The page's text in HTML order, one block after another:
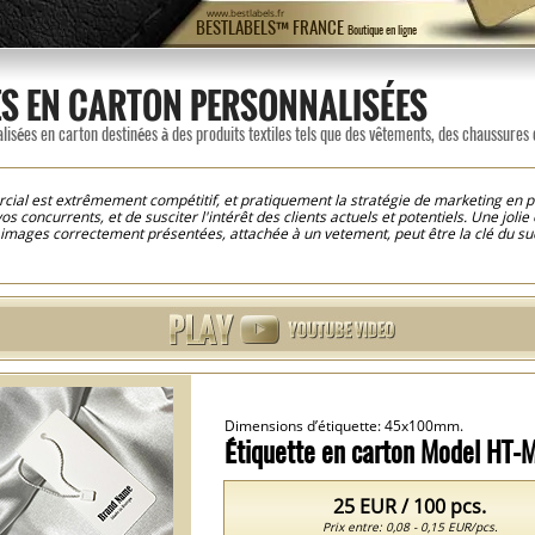
BESTLABELS™ FRANCE Boutique en ligne
www.bestlabels.fr
EN CARTON PERSONNALISÉES
en carton destinées à des produits textiles tels que des vêtements, des
est extrêmement compétitif, et pratiquement la stratégie de marketing en
concurrents, et de susciter l'intérêt des clients actuels et potentiels. Une
correctement présentées, attachée à un vetement, peut être la clé du
certainement leur valeur devant le client final. Notre société en
etiquette papier qui peuvent être personnalisées très simplement et
sur la conception, les dimensions, les matériaux utilisés dans le
personnaliser différents modèles d' étiquettes imprimées en carton pour l’
votre propre logo, Marque ou nom et prénom, sélectionner différentes
pour une transparence maximale sur la page du produit vous trouverez
plus facile! Vous savez dès le début quels sont les coûts pour personnaliser
étapes simples!
Étiquette en carton Model HT-
Dimensions d’étiquette: 45x100mm.
25 EUR / 100 pcs.
Prix entre: 0,08 - 0,15 EUR/pcs.